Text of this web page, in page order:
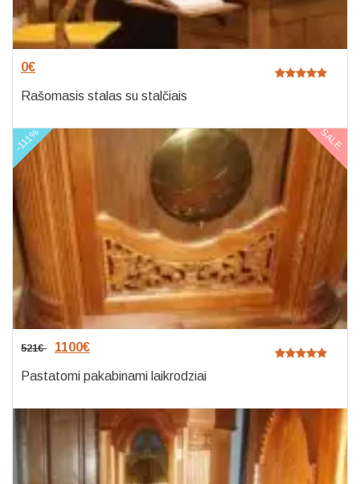
0€
Rašomasis stalas su stalčiais
-111% SALE
521€ 1100€
Pastatomi pakabinami laikrodziai